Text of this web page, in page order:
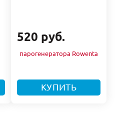
520 руб.
КУПИТЬ